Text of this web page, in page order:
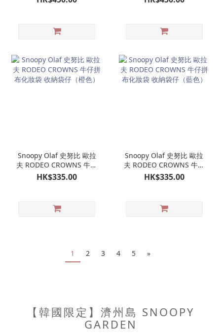
單肩包（米色）
Snoopy Olaf 史努比 歐拉
夫 RODEO CROWNS 牛仔
拼布化妝袋 收納袋仔（橙
色）
HK$335.00
Snoopy Olaf 史努比 歐拉
夫 RODEO CROWNS 牛仔
拼布化妝袋 收納袋仔（藍
色）
HK$335.00
1 2 3 4 5 »
【韓國限定】濟州島 SNOOPY
GARDEN